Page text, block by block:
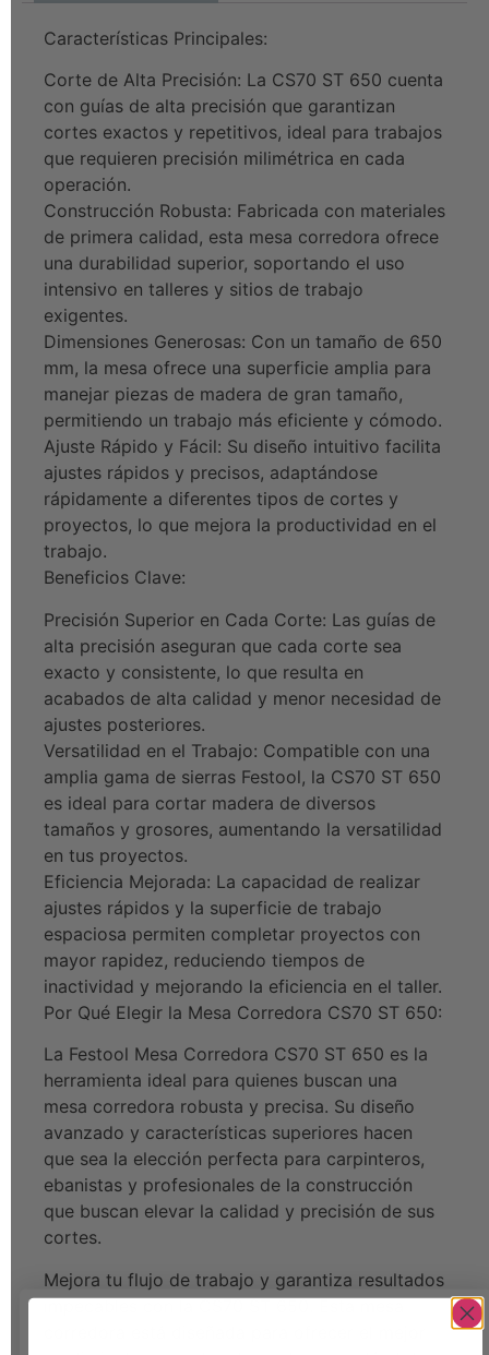
Características Principales:
Corte de Alta Precisión: La CS70 ST 650 cuenta
con guías de alta precisión que garantizan
cortes exactos y repetitivos, ideal para trabajos
que requieren precisión milimétrica en cada
operación.
Construcción Robusta: Fabricada con materiales
de primera calidad, esta mesa corredora ofrece
una durabilidad superior, soportando el uso
intensivo en talleres y sitios de trabajo
exigentes.
Dimensiones Generosas: Con un tamaño de 650
mm, la mesa ofrece una superficie amplia para
manejar piezas de madera de gran tamaño,
permitiendo un trabajo más eficiente y cómodo.
Ajuste Rápido y Fácil: Su diseño intuitivo facilita
ajustes rápidos y precisos, adaptándose
rápidamente a diferentes tipos de cortes y
proyectos, lo que mejora la productividad en el
trabajo.
Beneficios Clave:
Precisión Superior en Cada Corte: Las guías de
alta precisión aseguran que cada corte sea
exacto y consistente, lo que resulta en
acabados de alta calidad y menor necesidad de
ajustes posteriores.
Versatilidad en el Trabajo: Compatible con una
amplia gama de sierras Festool, la CS70 ST 650
es ideal para cortar madera de diversos
tamaños y grosores, aumentando la versatilidad
en tus proyectos.
Eficiencia Mejorada: La capacidad de realizar
ajustes rápidos y la superficie de trabajo
espaciosa permiten completar proyectos con
mayor rapidez, reduciendo tiempos de
inactividad y mejorando la eficiencia en el taller.
Por Qué Elegir la Mesa Corredora CS70 ST 650:
La Festool Mesa Corredora CS70 ST 650 es la
herramienta ideal para quienes buscan una
mesa corredora robusta y precisa. Su diseño
avanzado y características superiores hacen
que sea la elección perfecta para carpinteros,
ebanistas y profesionales de la construcción
que buscan elevar la calidad y precisión de sus
cortes.
Mejora tu flujo de trabajo y garantiza resultados
impecables con la CS70 ST 650. Esta mesa